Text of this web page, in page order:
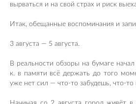
вырваться и на свой страх и риск
Итак, обещанные воспоминания и
3 августа — 5 августа.
В реальности обзоры на бумаге начал
к. в памяти всё держать до того
уже нет сил — что-то забудешь, что-